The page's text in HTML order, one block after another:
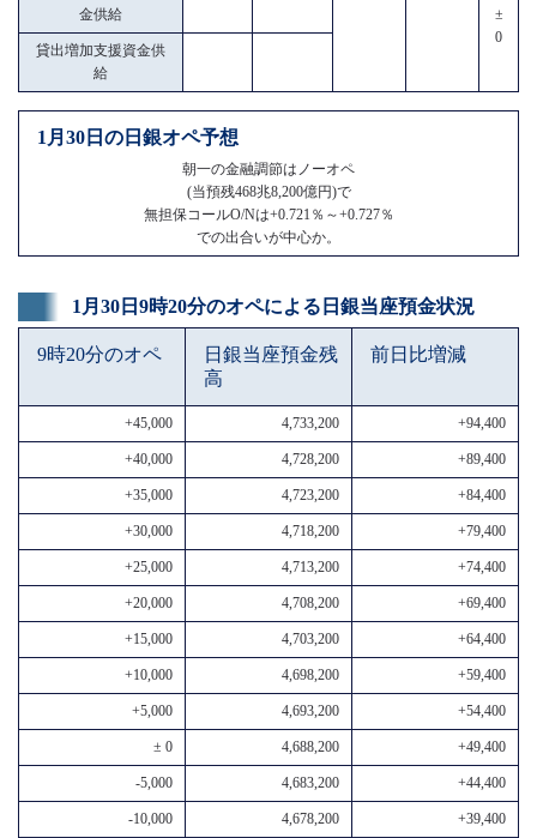
金供給
±
0
貸出増加支援資金供
給
1月30日の日銀オペ予想
朝一の金融調節はノーオペ
(当預残468兆8,200億円)で
無担保コールO/Nは+0.721％～+0.727％
での出合いが中心か。
1月30日9時20分のオペによる日銀当座預金状況
9時20分のオペ
日銀当座預金残
高
前日比増減
+45,000 4,733,200 +94,400
+40,000 4,728,200 +89,400
+35,000 4,723,200 +84,400
+30,000 4,718,200 +79,400
+25,000 4,713,200 +74,400
+20,000 4,708,200 +69,400
+15,000 4,703,200 +64,400
+10,000 4,698,200 +59,400
+5,000 4,693,200 +54,400
± 0 4,688,200 +49,400
-5,000 4,683,200 +44,400
-10,000 4,678,200 +39,400